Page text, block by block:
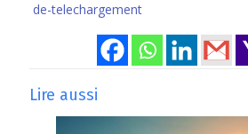
de-telechargement
Lire aussi